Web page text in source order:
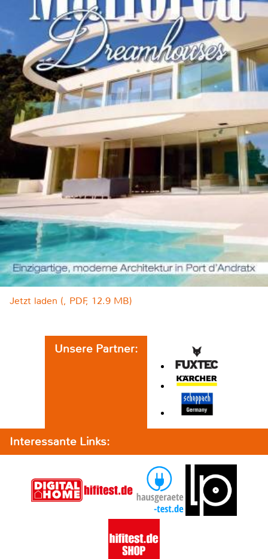
Jetzt laden (, PDF, 12.9 MB)
Unsere Partner:
Interessante Links: